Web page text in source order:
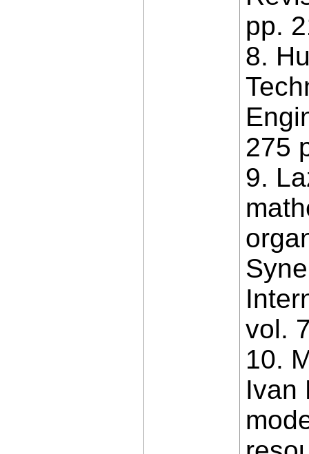
pp.
8.
275
9.
vol.
10.
Ivan